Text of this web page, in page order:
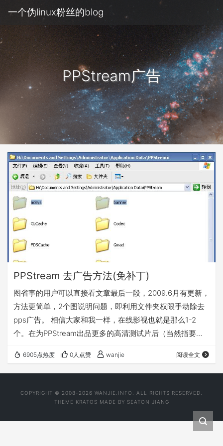
一个伪linux粉丝的blog
PPStream广告
PPStream 去广告方法(免补丁)
图省事的用户可以直接看文章最后一段，2009.6月有更新，
方法更简单，2个图说明问题，即利用文件夹权限手动除去
pps广告。 相信大家和我一样，在线影视也就是那么1-2
个。在为PPStream出品更多的高清测试片后（当然指要求
的同时，有没有厌烦它的广告了。每次影片开始前整整30秒
的广告，似乎以前没这么长时间的广告，太痛苦了，今天学
PPStream广告 。赶紧纪录一下。哈哈。
6905点热度 0人点赞 wanjie 阅读全文
COPYRIGHT © 2008-2026 WANJIE.INFO. ALL RIGHTS RESERVED.
THEME KRATOS MADE BY SEATON JIANG